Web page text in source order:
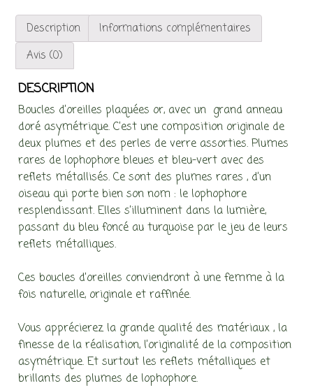
Description
Informations complémentaires
Avis (0)
DESCRIPTION
Boucles d’oreilles plaquées or, avec un grand anneau
doré asymétrique. C’est une composition originale de
deux plumes et des perles de verre assorties. Plumes
rares de lophophore bleues et bleu-vert avec des
reflets métallisés.Ce sont des plumes rares , d’un
oiseau qui porte bien son nom : le lophophore
resplendissant. Elles s’illuminent dans la lumière,
passant du bleu foncé au turquoise par le jeu de leurs
reflets métalliques.
Ces boucles d’oreilles conviendront à une femme à la
fois naturelle, originale et raffinée.
Vous apprécierez la grande qualité des matériaux , la
finesse de la réalisation, l’originalité de la composition
asymétrique. Et surtout les reflets métalliques et
brillants des plumes de lophophore.